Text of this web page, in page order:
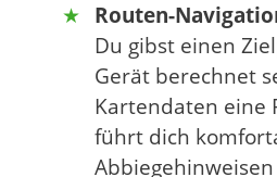
Routen-
Du gibst einen
Gerät berechnet
Kartendaten eine
führt dich